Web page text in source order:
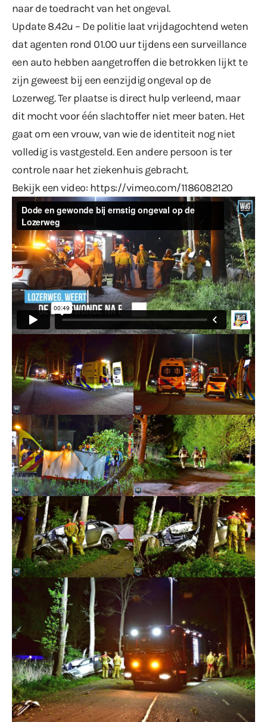
naar de toedracht van het ongeval.
Update 8.42u – De politie laat vrijdagochtend weten
dat agenten rond 01.00 uur tijdens een surveillance
een auto hebben aangetroffen die betrokken lijkt te
zijn geweest bij een eenzijdig ongeval op de
Lozerweg. Ter plaatse is direct hulp verleend, maar
dit mocht voor één slachtoffer niet meer baten. Het
gaat om een vrouw, van wie de identiteit nog niet
volledig is vastgesteld. Een andere persoon is ter
controle naar het ziekenhuis gebracht.
Bekijk een video: https://vimeo.com/1186082120